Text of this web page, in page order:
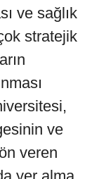
ve sağlık
stratejik
ve
veren